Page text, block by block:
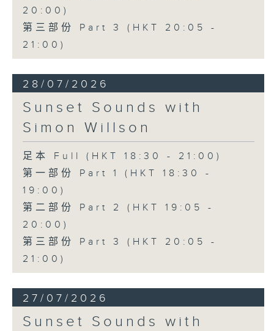
20:00)
第三部份 Part 3 (HKT 20:05 -
21:00)
28/07/2026
Sunset Sounds with
Simon Willson
足本 Full (HKT 18:30 - 21:00)
第一部份 Part 1 (HKT 18:30 -
19:00)
第二部份 Part 2 (HKT 19:05 -
20:00)
第三部份 Part 3 (HKT 20:05 -
21:00)
27/07/2026
Sunset Sounds with